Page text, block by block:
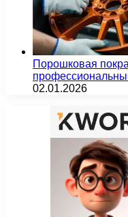
Порошковая
02.01.2026